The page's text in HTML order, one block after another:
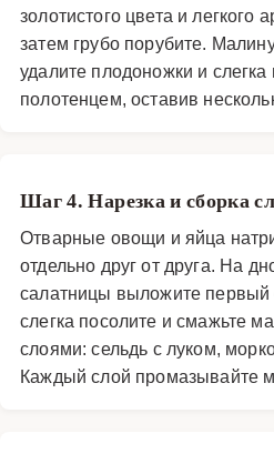
золотистого цвета и легкого
затем грубо порубите.
удалите плодоножки и
полотенцем, оставив
Шаг 4. Нарезка и сборка
Отварные овощи и яйца
отдельно друг от друга. На
салатницы выложите первый
слегка посолите и смажьте
слоями: сельдь с луком,
Каждый слой промазывайте